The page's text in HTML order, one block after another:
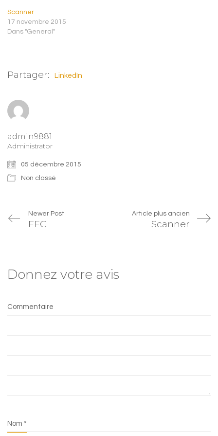
Scanner
17 novembre 2015
Dans "General"
Partager: LinkedIn
admin9881
Administrator
05 décembre 2015
Non classé
Newer Post
EEG
Article plus ancien
Scanner
Donnez votre avis
Commentaire
Nom *